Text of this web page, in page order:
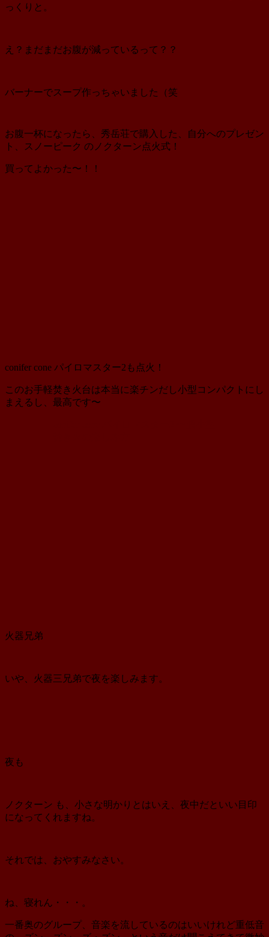
っくりと。
え？まだまだお腹が減っているって？？
バーナーでスープ作っちゃいました（笑
お腹一杯になったら、秀岳荘で購入した、自分へのプレゼン
ト、スノーピーク のノクターン点火式！
買ってよかった〜！！
conifer cone パイロマスター2も点火！
このお手軽焚き火台は本当に楽チンだし小型コンパクトにし
まえるし、最高です〜
火器兄弟
いや、火器三兄弟で夜を楽しみます。
夜も
ノクターン も、小さな明かりとはいえ、夜中だといい目印
になってくれますね。
それでは、おやすみなさい。
ね、寝れん・・・。
一番奥のグループ、音楽を流しているのはいいけれど重低音